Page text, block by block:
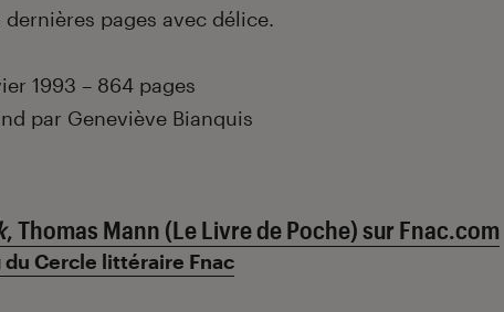
pages avec délice.
1993 – 864 pages
par Geneviève Bianquis
, Thomas Mann (Le Livre de Poche) sur Fnac.com
Cercle littéraire Fnac